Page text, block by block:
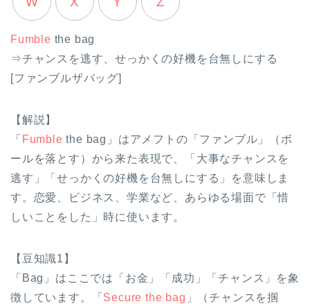
Fumble the bag
⇒チャンスを逃す、せっかくの好機を台無しにする
[ファンブルザバッグ]
【解説】
「 Fumble the bag」はアメフトの「ファンブル」（ボ
ールを落とす）から来た表現で、「大事なチャンスを
逃す」「せっかくの好機を台無しにする」を意味しま
す。恋愛、ビジネス、学業など、あらゆる場面で「惜
しいことをした」時に使います。
【豆知識1】
「Bag」はここでは「お金」「成功」「チャンス」を象
徴しています。「 Secure the bag 」（チャンスを掴